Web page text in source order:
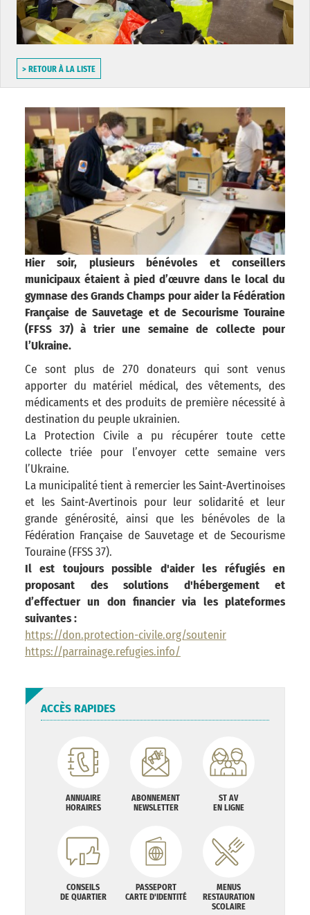
> RETOUR À LA LISTE
Hier soir, plusieurs bénévoles et conseillers
municipaux étaient à pied d’œuvre dans le local du
gymnase des Grands Champs pour aider la Fédération
Française de Sauvetage et de Secourisme Touraine
(FFSS 37) à trier une semaine de collecte pour
l’Ukraine.
Ce sont plus de 270 donateurs qui sont venus
apporter du matériel médical, des vêtements, des
médicaments et des produits de première nécessité à
destination du peuple ukrainien.
La Protection Civile a pu récupérer toute cette
collecte triée pour l’envoyer cette semaine vers
l’Ukraine.
La municipalité tient à remercier les Saint-Avertinoises
et les Saint-Avertinois pour leur solidarité et leur
grande générosité, ainsi que les bénévoles de la
Fédération Française de Sauvetage et de Secourisme
Touraine (FFSS 37).
Il est toujours possible d'aider les réfugiés en
proposant des solutions d'hébergement et
d’effectuer un don financier via les plateformes
suivantes :
https://don.protection-civile.org/soutenir
https://parrainage.refugies.info/
ACCÈS RAPIDES
ANNUAIRE
HORAIRES
ABONNEMENT
NEWSLETTER
ST AV
EN LIGNE
CONSEILS
DE QUARTIER
PASSEPORT
CARTE D'IDENTITÉ
MENUS
RESTAURATION
SCOLAIRE